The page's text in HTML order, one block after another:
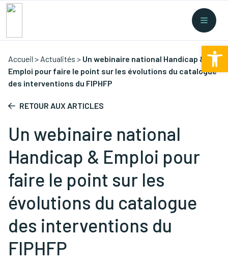
Collectes Nouvelles législations/
Accueil > Actualités > Un webinaire national Handicap &
Emploi pour faire le point sur les évolutions du catalogue
des interventions du FIPHFP
RETOUR AUX ARTICLES
Un webinaire national
Handicap & Emploi pour
faire le point sur les
évolutions du catalogue
des interventions du
FIPHFP